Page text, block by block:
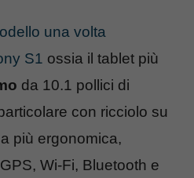
una volta
S1 ossia il tablet più
da 10.1 pollici di
con ricciolo su
più ergonomica,
Wi-Fi, Bluetooth e